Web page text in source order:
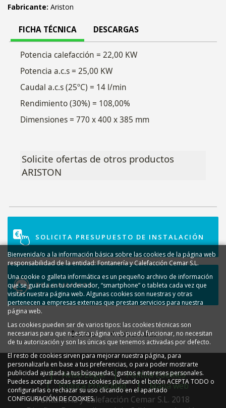
Fabricante: Ariston
FICHA TÉCNICA DESCARGAS
Potencia calefacción = 22,00 KW
Potencia a.c.s = 25,00 KW
Caudal a.c.s (25ºC) = 14 l/min
Rendimiento (30%) = 108,00%
Dimensiones = 770 x 400 x 385 mm
Solicite ofertas de otros productos
ARISTON
SOLICITA PRESUPUESTO DE INSTALACIÓN
TE LLAMAMOS
Arriba Volver Atrás
Aviso Legal
Política Cookies
Política Privacidad
Mapa web
Fontanería y Calefacción Cemar S.L. 2018
Bienvenida/o a la información básica sobre las cookies de la página web
responsabilidad de la entidad: Fontanería y Calefacción Cemar S.L.
Una cookie o galleta informática es un pequeño archivo de información
que se guarda en tu ordenador, “smartphone” o tableta cada vez que
visitas nuestra página web. Algunas cookies son nuestras y otras
pertenecen a empresas externas que prestan servicios para nuestra
página web.
Las cookies pueden ser de varios tipos: las cookies técnicas son
necesarias para que nuestra página web pueda funcionar, no necesitan
de tu autorización y son las únicas que tenemos activadas por defecto.
El resto de cookies sirven para mejorar nuestra página, para
personalizarla en base a tus preferencias, o para poder mostrarte
publicidad ajustada a tus búsquedas, gustos e intereses personales.
Puedes aceptar todas estas cookies pulsando el botón ACEPTA TODO o
configurarlas o rechazar su uso clicando en el apartado
CONFIGURACIÓN DE COOKIES.